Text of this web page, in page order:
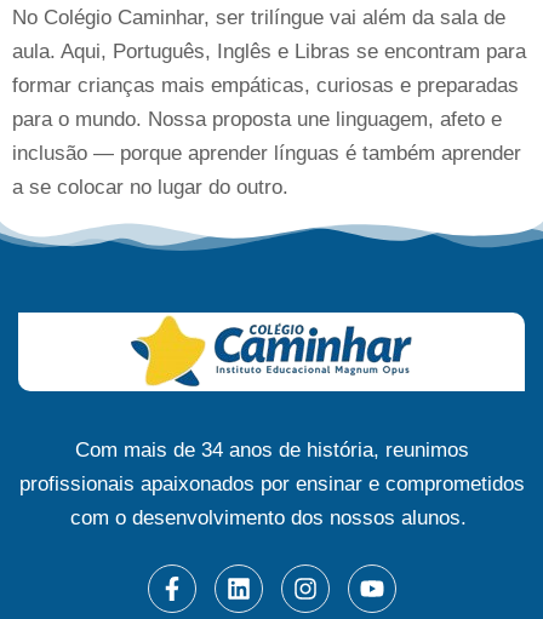
No Colégio Caminhar, ser trilíngue vai além da sala de
aula. Aqui, Português, Inglês e Libras se encontram para
formar crianças mais empáticas, curiosas e preparadas
para o mundo. Nossa proposta une linguagem, afeto e
inclusão — porque aprender línguas é também aprender
a se colocar no lugar do outro.
Com mais de 34 anos de história, reunimos
profissionais apaixonados por ensinar e comprometidos
com o desenvolvimento dos nossos alunos.